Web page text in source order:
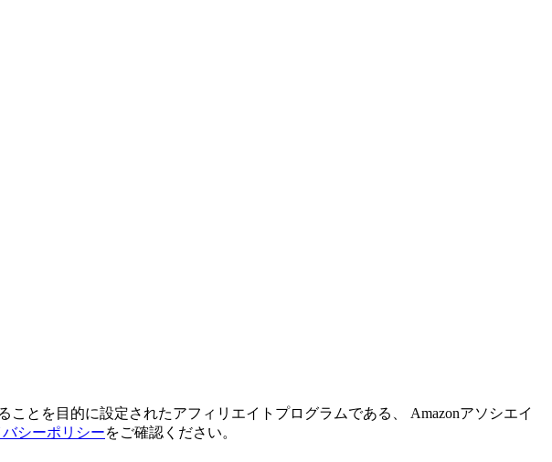
とを目的に設定されたアフィリエイトプログラムである、 Amazonアソシエイ
シーポリシーをご確認ください。